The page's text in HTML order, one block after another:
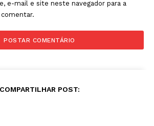
e-mail e site neste navegador para a
COMPARTILHAR POST: